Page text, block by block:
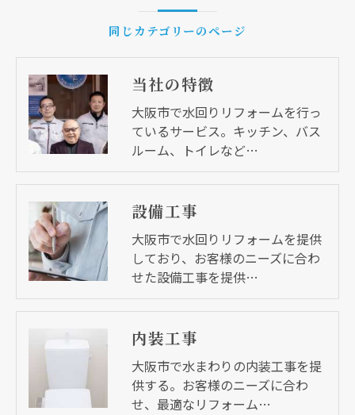
同じカテゴリーのページ
当社の特徴
大阪市で水回りリフォームを行っ
ているサービス。キッチン、バス
ルーム、トイレなど…
設備工事
大阪市で水回りリフォームを提供
しており、お客様のニーズに合わ
せた設備工事を提供…
内装工事
大阪市で水まわりの内装工事を提
供する。お客様のニーズに合わ
せ、最適なリフォーム…